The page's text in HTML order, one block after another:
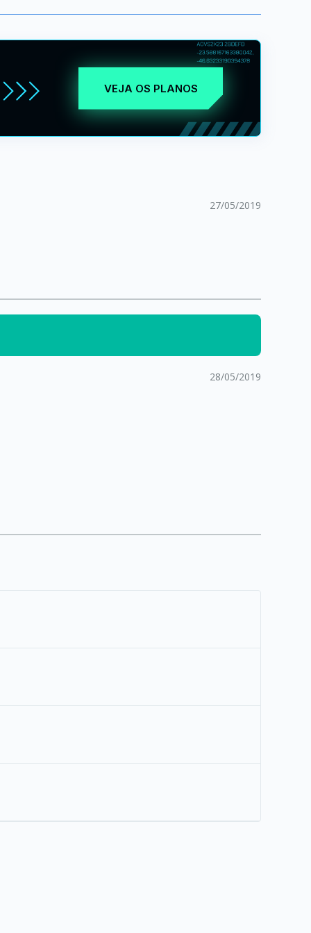
VEJA OS PLANOS
27/05/2019
28/05/2019